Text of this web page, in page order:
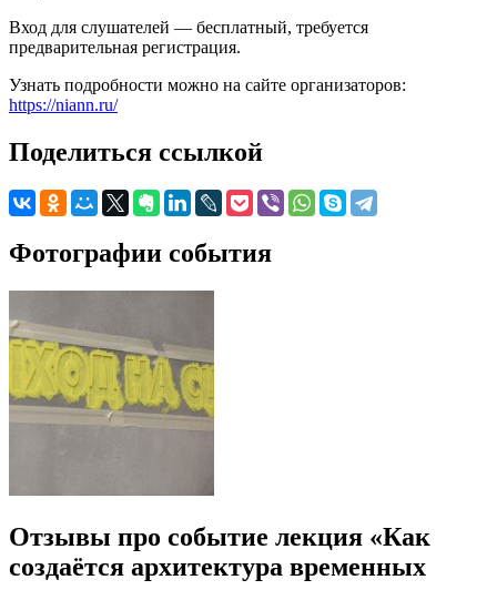
Вход для слушателей — бесплатный, требуется
предварительная регистрация.
Узнать подробности можно на сайте организаторов:
https://niann.ru/
Поделиться ссылкой
Фотографии события
Отзывы про событие лекция «Как
создаётся архитектура временных